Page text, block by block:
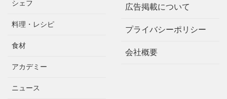
シェフ
料理・レシピ
食材
アカデミー
ニュース
広告掲載について
プライバシーポリシー
会社概要